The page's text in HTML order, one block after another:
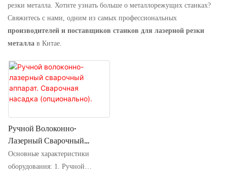
резки металла. Хотите узнать больше о металлорежущих станках?
Свяжитесь с нами, одним из самых профессиональных
производителей и поставщиков станков для лазерной резки
металла в Китае.
Ручной Волоконно-
Лазерный Сварочный
Аппарат. Сварочная Насадка
(опционально).
Основные характеристики
оборудования: 1. Ручной